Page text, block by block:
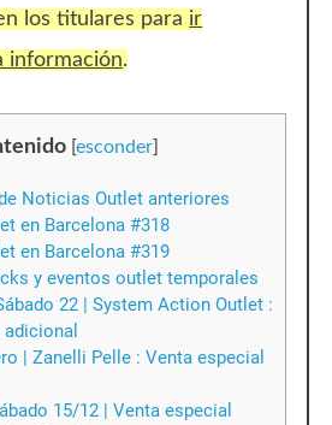
los titulares para ir
información.
[esconder]
Noticias Outlet anteriores
en Barcelona #318
en Barcelona #319
y eventos outlet temporales
22 | System Action Outlet :
| Zanelli Pelle : Venta especial
15/12 | Venta especial